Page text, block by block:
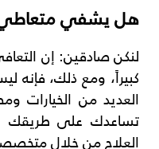
هل يشفي متعاطي
لنكن صادقين: إن
كبيراً، ومع ذلك،
العديد من الخيارات
تساعدك على طريقك
العلاج من خلال